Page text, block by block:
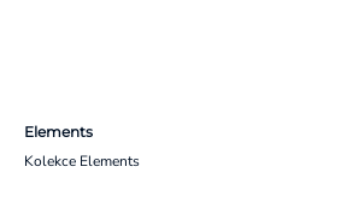
Elements
Kolekce Elements